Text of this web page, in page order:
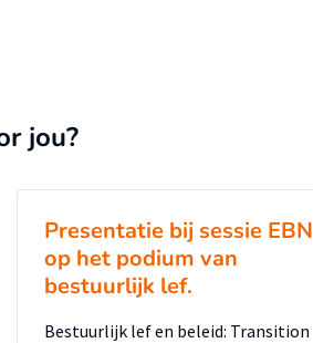
jou?
Presentatie bij sessie EBN
op het podium van
bestuurlijk lef.
Bestuurlijk lef en beleid: Transition